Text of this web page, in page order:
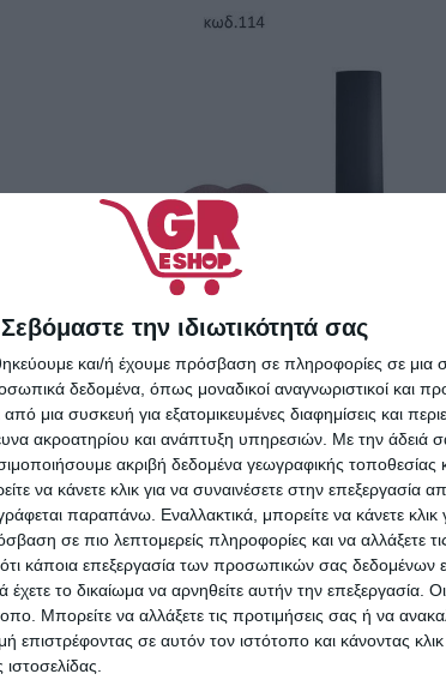
Σεβόμαστε την ιδιωτικότητά σας
και/ή έχουμε πρόσβαση σε πληροφορίες σε
δεδομένα, όπως μοναδικοί αναγνωριστικοί και
μια συσκευή για εξατομικευμένες διαφημίσεις και
ακροατηρίου και ανάπτυξη υπηρεσιών. Με την άδειά
ακριβή δεδομένα γεωγραφικής τοποθεσίας
να κάνετε κλικ για να συναινέσετε στην επεξεργασία
παραπάνω. Εναλλακτικά, μπορείτε να κάνετε κλικ
σε πιο λεπτομερείς πληροφορίες και να αλλάξετε
κάποια επεξεργασία των προσωπικών σας δεδομένων
το δικαίωμα να αρνηθείτε αυτήν την επεξεργασία.
Μπορείτε να αλλάξετε τις προτιμήσεις σας ή να
επιστρέφοντας σε αυτόν τον ιστότοπο και κάνοντας
NX Beauty Professional Matte
Longstay 114
4,00€
ΠΡΟΣΘΉΚΗ ΣΤΟ ΚΑΛΆΘΙ